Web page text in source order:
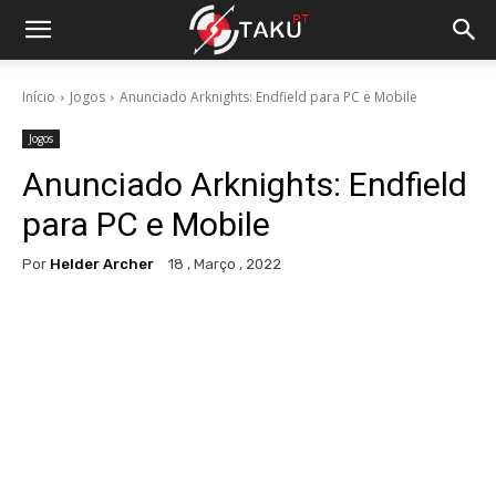
Início Jogos Anunciado Arknights: Endfield para PC e Mobile
Jogos
Anunciado Arknights: Endfield
para PC e Mobile
Por Helder Archer 18 , Março , 2022